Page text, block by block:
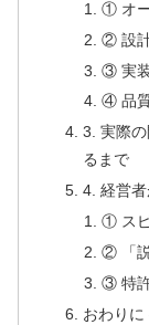
① オ
② 設
③ 実
④ 品
3. 実際
るまで
4. 経営
① ス
② 「
③ 特
おわり